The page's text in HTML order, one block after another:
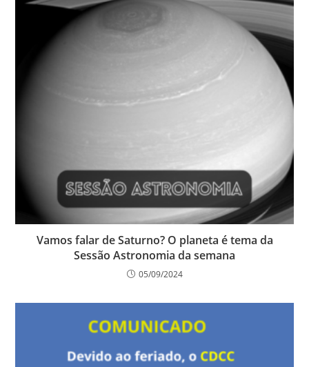
Vamos falar de Saturno? O planeta é tema da
Sessão Astronomia da semana
05/09/2024